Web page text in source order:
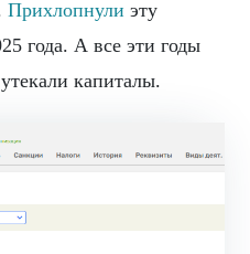
Прихлопнули эту
года. А все эти годы
капиталы.